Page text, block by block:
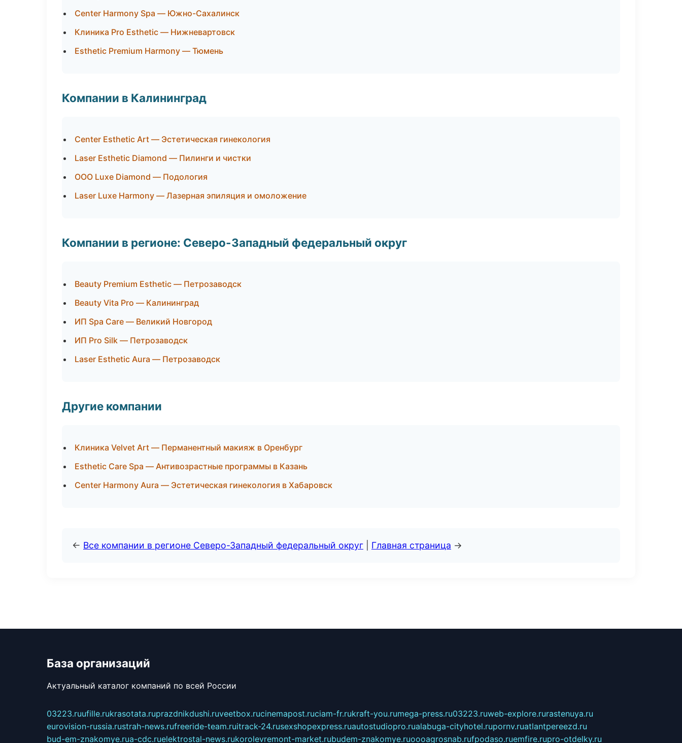
Center Harmony Spa — Южно-Сахалинск
Клиника Pro Esthetic — Нижневартовск
Esthetic Premium Harmony — Тюмень
Компании в Калининград
Center Esthetic Art — Эстетическая гинекология
Laser Esthetic Diamond — Пилинги и чистки
ООО Luxe Diamond — Подология
Laser Luxe Harmony — Лазерная эпиляция и омоложение
Компании в регионе: Северо-Западный федеральный округ
Beauty Premium Esthetic — Петрозаводск
Beauty Vita Pro — Калининград
ИП Spa Care — Великий Новгород
ИП Pro Silk — Петрозаводск
Laser Esthetic Aura — Петрозаводск
Другие компании
Клиника Velvet Art — Перманентный макияж в Оренбург
Esthetic Care Spa — Антивозрастные программы в Казань
Center Harmony Aura — Эстетическая гинекология в Хабаровск
← Все компании в регионе Северо-Западный федеральный округ Главная страница →
База организаций
Актуальный каталог компаний по всей России
03223.ruufille.rukrasotata.ruprazdnikdushi.ruveetbox.rucinemapost.ruciam-fr.rukraft-you.rumega-press.ru03223.ruweb-explore.rurastenuya.ru
eurovision-russia.rustrah-news.rufreeride-team.ruitrack-24.rusexshopexpress.ruautostudiopro.rualabuga-cityhotel.rupornv.ruatlantpereezd.ru
bud-em-znakomye.rua-cdc.ruelektrostal-news.rukorolevremont-market.rubudem-znakomye.ruoooagrosnab.rufpodaso.ruemfire.rupro-otdelky.ru